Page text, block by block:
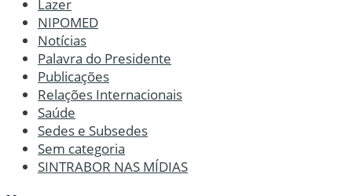
Lazer
NIPOMED
Notícias
Palavra do Presidente
Publicações
Relações Internacionais
Saúde
Sedes e Subsedes
Sem categoria
SINTRABOR NAS MÍDIAS